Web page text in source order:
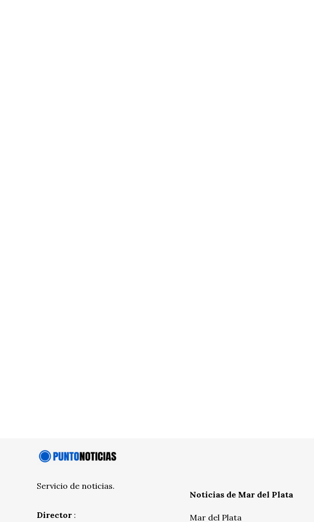
Servicio de noticias.
Director :
Noticias de Mar del Plata
Mar del Plata